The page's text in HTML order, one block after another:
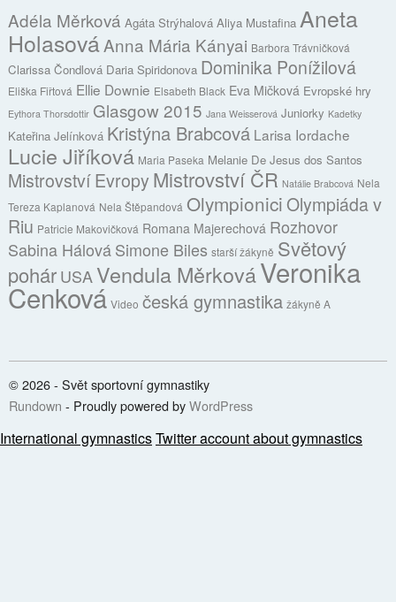
Adéla Měrková Agáta Strýhalová Aliya Mustafina Aneta
HolasováAnna Mária Kányai Barbora Trávničková
Clarissa Čondlová Daria Spiridonova Dominika Ponížilová
Eliška Fiřtová Ellie Downie Elsabeth Black Eva Mičková Evropské hry
Eythora Thorsdottir Glasgow 2015 Jana Weisserová Juniorky Kadetky
Kateřina Jelínková Kristýna Brabcová Larisa Iordache
Lucie Jiříková Maria Paseka Melanie De Jesus dos Santos
Mistrovství Evropy Mistrovství ČR Natálie Brabcová Nela
Tereza Kaplanová Nela Štěpandová OlympioniciOlympiáda v
Riu Patricie Makovičková Romana Majerechová Rozhovor
Sabina HálováSimone Biles starší žákyně Světový
pohárUSA Vendula MěrkováVeronika
Cenková Video česká gymnastika žákyně A
© 2026 - Svět sportovní gymnastiky
Rundown - Proudly powered byWordPress
International gymnasticsTwitter account about gymnastics